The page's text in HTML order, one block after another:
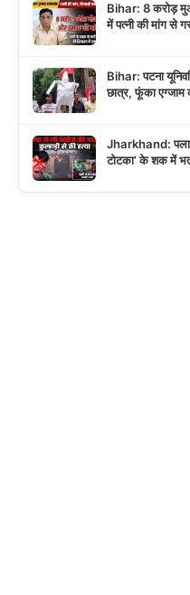
Bihar: 8 करोड़
में पत्नी की मांग से
Bihar: पटना
छात्र, फूंका एग्जाम
Jharkhand:
टोटका’ के शक में